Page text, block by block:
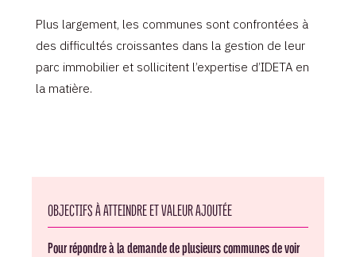
Plus largement, les communes sont confrontées à
des difficultés croissantes dans la gestion de leur
parc immobilier et sollicitent l’expertise d’IDETA en
la matière.
OBJECTIFS À ATTEINDRE ET VALEUR AJOUTÉE
Pour répondre à la demande de plusieurs communes de voir